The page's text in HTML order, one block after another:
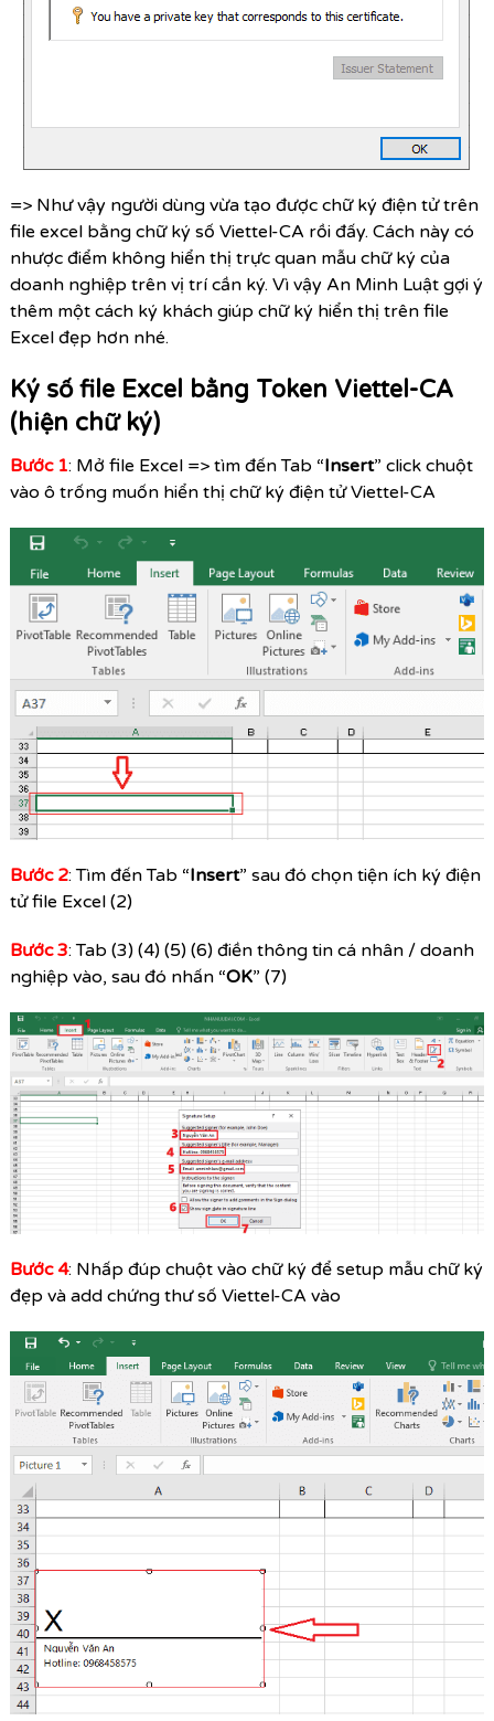
=> Như vậy người dùng vừa tạo được chữ ký điện tử trên
file excel bằng chữ ký số Viettel-CA rồi đấy. Cách này có
nhược điểm không hiển thị trực quan mẫu chữ ký của
doanh nghiệp trên vị trí cần ký. Vì vậy An Minh Luật gợi ý
thêm một cách ký khách giúp chữ ký hiển thị trên file
Excel đẹp hơn nhé.
Ký số file Excel bằng Token Viettel-CA
(hiện chữ ký)
Bước 1: Mở file Excel => tìm đến Tab “Insert” click chuột
vào ô trống muốn hiển thị chữ ký điện tử Viettel-CA
Bước 2: Tìm đến Tab “Insert” sau đó chọn tiện ích ký điện
tử file Excel (2)
Bước 3: Tab (3) (4) (5) (6) điền thông tin cá nhân / doanh
nghiệp vào, sau đó nhấn “OK” (7)
Bước 4: Nhấp đúp chuột vào chữ ký để setup mẫu chữ ký
đẹp và add chứng thư số Viettel-CA vào